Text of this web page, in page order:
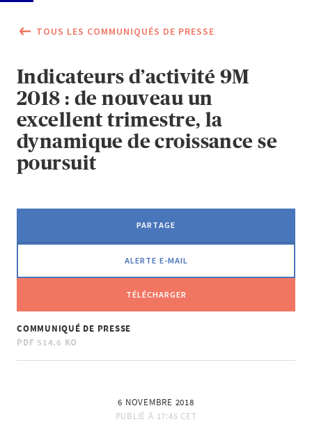
TOUS LES COMMUNIQUÉS DE PRESSE
Indicateurs d’activité 9M
2018 : de nouveau un
excellent trimestre, la
dynamique de croissance se
poursuit
PARTAGE
ALERTE E-MAIL
TÉLÉCHARGER
COMMUNIQUÉ DE PRESSE
PDF 514.6 KO
6 NOVEMBRE 2018
PUBLIÉ À 17:45 CET